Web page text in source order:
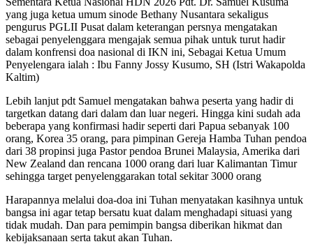
yang juga ketua umum sinode Bethany Nusantara sekaligus
pengurus PGLII Pusat dalam keterangan persnya mengatakan
sebagai penyelenggara mengajak semua pihak untuk turut hadir
dalam konfrensi doa nasional di IKN ini, Sebagai Ketua Umum
Penyelengara ialah : Ibu Fanny Jossy Kusumo, SH (Istri Wakapolda
Kaltim)
Lebih lanjut pdt Samuel mengatakan bahwa peserta yang hadir di
targetkan datang dari dalam dan luar negeri. Hingga kini sudah ada
beberapa yang konfirmasi hadir seperti dari Papua sebanyak 100
orang, Korea 35 orang, para pimpinan Gereja Hamba Tuhan pendoa
dari 38 propinsi juga Pastor pendoa Brunei Malaysia, Amerika dari
New Zealand dan rencana 1000 orang dari luar Kalimantan Timur
sehingga target penyelenggarakan total sekitar 3000 orang
Harapannya melalui doa-doa ini Tuhan menyatakan kasihnya untuk
bangsa ini agar tetap bersatu kuat dalam menghadapi situasi yang
tidak mudah. Dan para pemimpin bangsa diberikan hikmat dan
kebijaksanaan serta takut akan Tuhan.